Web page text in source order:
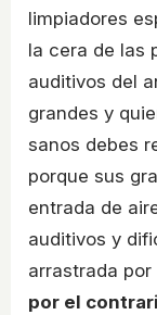
limpiadores
la cera de las
auditivos del
grandes y
sanos debes
porque sus
entrada de
auditivos y
arrastrada
por el